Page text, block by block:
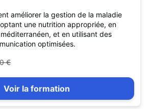
améliorer la gestion de la maladie
une nutrition appropriée, en
et en utilisant des
optimisées.
€
Voir la formation